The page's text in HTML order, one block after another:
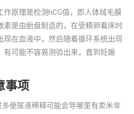
原理是检测hCG值，即人体绒毛膜
素是由胎盘制造的，在受精卵着床时
现在血液中，然后随着循环系统出现
有可能不容易测验出来，直到妊娠
事项
使尿液稀释可能会导哪里有卖米非